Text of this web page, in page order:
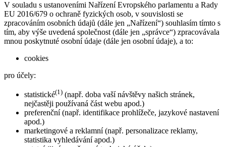
V souladu s ustanoveními Nařízení Evropského parlamentu a Rady
EU 2016/679 o ochraně fyzických osob, v souvislosti se
zpracováním osobních údajů (dále jen „Nařízení“) souhlasím tímto s
tím, aby výše uvedená společnost (dále jen „správce“) zpracovávala
mnou poskytnuté osobní údaje (dále jen osobní údaje), a to:
cookies
pro účely:
statistické(1) (např. doba vaší návštěvy našich stránek,
nejčastěji používaná část webu apod.)
preferenční (např. identifikace prohlížeče, jazykové nastavení
apod.)
marketingové a reklamní (např. personalizace reklamy,
statistika vyhledávání apod.)